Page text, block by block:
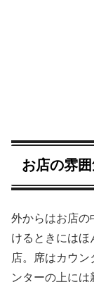
お店の雰
外からはお店の
けるときにはほ
店。席はカウ
ンターの上に